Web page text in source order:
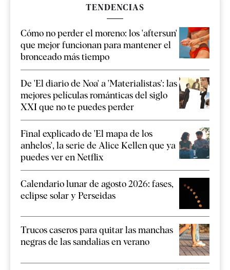
TENDENCIAS
Cómo no perder el moreno: los 'aftersun'
que mejor funcionan para mantener el
bronceado más tiempo
De 'El diario de Noa' a 'Materialistas': las
mejores películas románticas del siglo
XXI que no te puedes perder
Final explicado de 'El mapa de los
anhelos', la serie de Alice Kellen que ya
puedes ver en Netflix
Calendario lunar de agosto 2026: fases,
eclipse solar y Perseidas
Trucos caseros para quitar las manchas
negras de las sandalias en verano